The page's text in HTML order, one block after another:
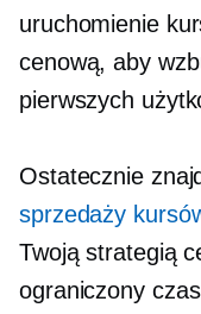
uruchomienie
cenową, aby
pierwszych
Ostatecznie
sprzedaży
Twoją strategią
ograniczony czas